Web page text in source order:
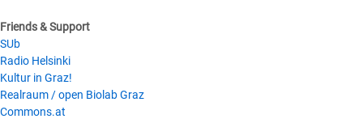
Friends & Support
SUb
Radio Helsinki
Kultur in Graz!
Realraum / open Biolab Graz
Commons.at